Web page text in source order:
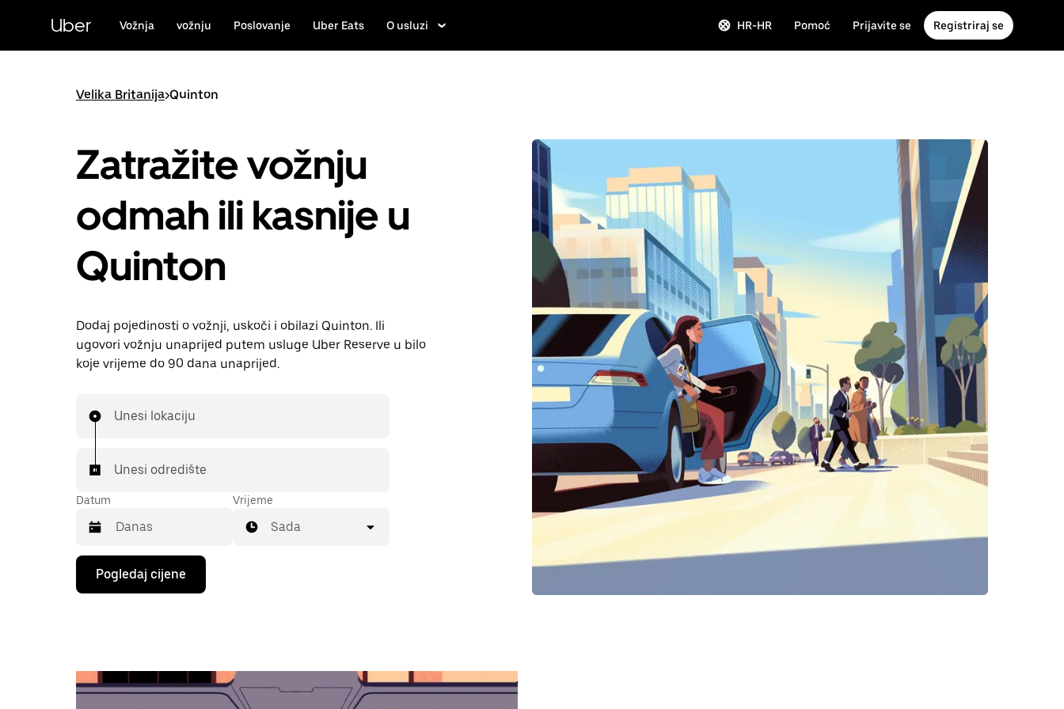
sadržaj
Uber Vožnja vožnju Poslovanje Uber Eats O usluzi HR-HR Pomoć Prijavite se Registriraj se
Velika Britanija>Quinton
Zatražite vožnju
odmah ili kasnije u
Quinton
Dodaj pojedinosti o vožnji, uskoči i obilazi Quinton. Ili
ugovori vožnju unaprijed putem usluge Uber Reserve u bilo
koje vrijeme do 90 dana unaprijed.
Unesi lokaciju
Unesi odredište
Datum
Pritisni
tipku
sa
s
kalendarom
Vrijeme
Sada
Pogledaj cijene